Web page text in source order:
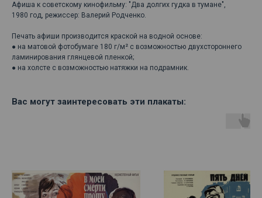
Афиша к советскому кинофильму: "Два долгих гудка в тумане",
1980 год, режиссер: Валерий Родченко.
Печать афиши производится краской на водной основе:
● на матовой фотобумаге 180 г/м² с возможностью двухстороннего
ламинирования глянцевой пленкой;
● на холсте с возможностью натяжки на подрамник.
Вас могут заинтересовать эти плакаты: